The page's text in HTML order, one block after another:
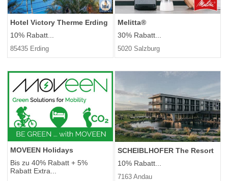
Hotel Victory Therme Erding
10% Rabatt...
85435 Erding
Melitta®
30% Rabatt...
5020 Salzburg
MOVEEN Holidays
Bis zu 40% Rabatt + 5%
Rabatt Extra...
SCHEIBLHOFER The Resort
10% Rabatt...
7163 Andau